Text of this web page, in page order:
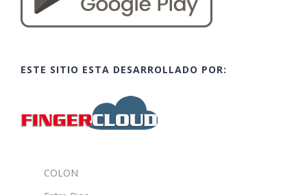
ESTE SITIO ESTA DESARROLLADO POR:
COLON